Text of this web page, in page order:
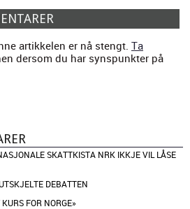
artikkelen er nå stengt. Ta
dersom du har synspunkter på
SKATTKISTA NRK IKKJE VIL LÅSE
DEBATTEN
FOR NORGE»